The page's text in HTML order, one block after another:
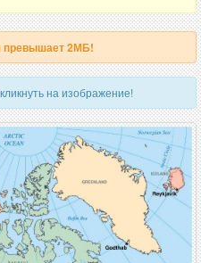
превышает 2МБ!
на изображение!